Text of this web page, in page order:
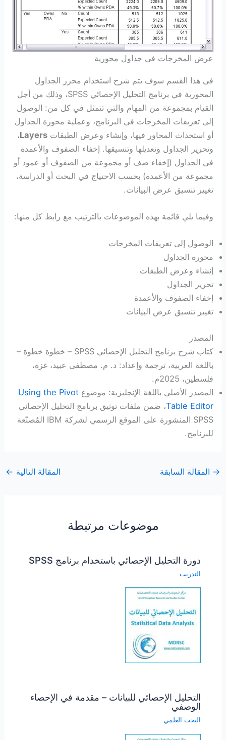
عرض المخرجات في جداول محورية
في هذا القسم سوف يتم شرح استخدام محرر الجداول
المحورية في برنامج التحليل الإحصائي SPSS، وذلك من أجل
القيام بمجموعة من المهام والتي تتمثل في كل من: الوصول
إلى تعريفات المخرجات في البرنامج، وعملية محورة الجداول
أو استحداث المحاور فيها، وإنشاء وعرض الطبقاتLayers،
وتحرير الجداول وتعديلها وتنسيقها. إخفاء الصفوف والأعمدة
في الجداول (إخفاء صف أو مجموعة من الصفوف أو عمود أو
مجموعة من الأعمدة) بحسب الاحتياج في البحث أو الدراسة،
تغيير تنسيق عرض البيانات.
وفيما يلي قائمة بهذه الموضوعات بالترتيب مع رابط كل منها:
الوصول إلى تعريفات المخرجات
محورة الجداول
إنشاء وعرض الطبقات
تحرير الجداول
إخفاء الصفوف والأعمدة
تغيير تنسيق عرض البيانات
المصدر
كتاب شرح برنامج التحليل الإحصائي SPSS – خطوة خطوة –
باللغة العربية، ترجمة وإعداد: د. م. مصطفى عبيد، غزة،
فلسطين، 2025م.
المصدر الأصلي باللغة الإنجليزية: موضوعUsing the Pivot
Table Editor، ضمن ملفات توثيق برنامج التحليل الإحصائي
SPSS المنشورة على الموقع الرسمي لشركة IBM المُصنّعة
للبرنامج.
→ المقالة السابقة المقالة التالية ←
موضوعات مرتبطة
دورة التحليل الإحصائي باستخدام برنامج SPSS
التدريب
التحليل الإحصائي للبيانات – مقدمة في الإحصاء
الوصفي
البحث العلمي